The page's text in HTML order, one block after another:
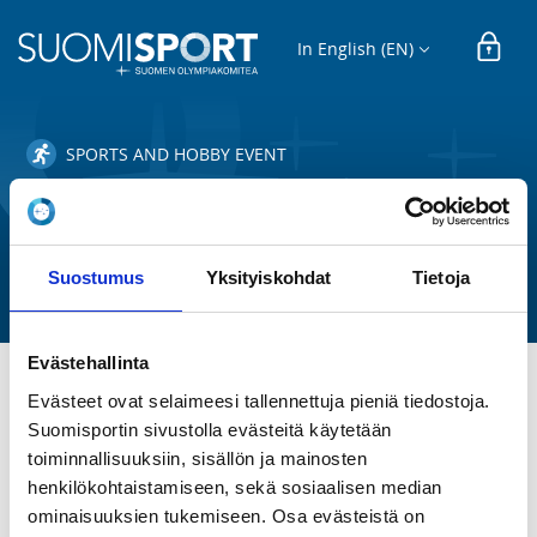
Suostumus Yksityiskohdat Tietoja
Evästehallinta
Evästeet ovat selaimeesi tallennettuja pieniä tiedostoja.
Suomisportin sivustolla evästeitä käytetään
toiminnallisuuksiin, sisällön ja mainosten
henkilökohtaistamiseen, sekä sosiaalisen median
ominaisuuksien tukemiseen. Osa evästeistä on
In English (EN)
SPORTS AND HOBBY EVENT
10 metrin kiväärin ja pistoolin
EM-näyttökilpailu 9.-10.1.2021
Suomen Ampumaurheiluliitto ry
TIME
Sa 9.1.2021 -Su 10.1.2021
Suomen Ampumaurheiluliitto ry